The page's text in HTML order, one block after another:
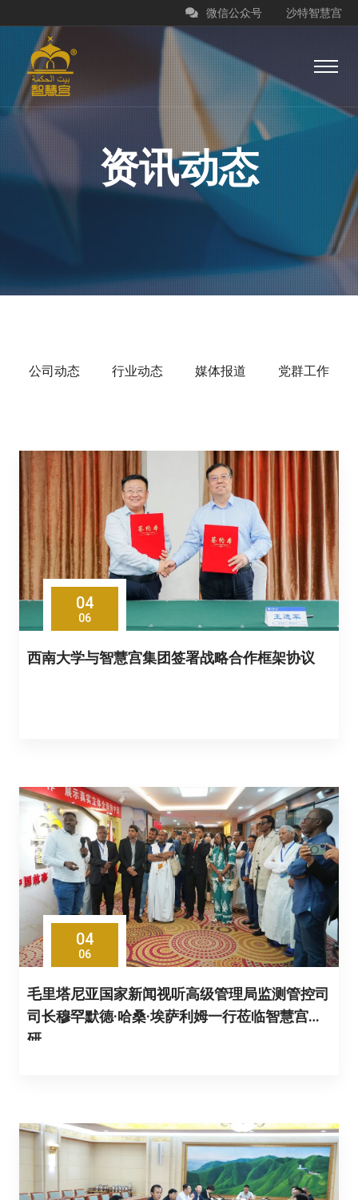
沙特智慧宫
微信公众号
资讯动态
公司动态 行业动态 媒体报道 党群工作
04
06
西南大学与智慧宫集团签署战略合作框架协议
04
06
毛里塔尼亚国家新闻视听高级管理局监测管控司
司长穆罕默德·哈桑·埃萨利姆一行莅临智慧宫调
研